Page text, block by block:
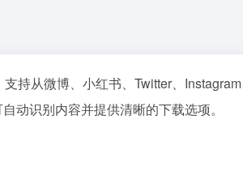
持从微博、小红书、Twitter、
动识别内容并提供清晰的下载选项。